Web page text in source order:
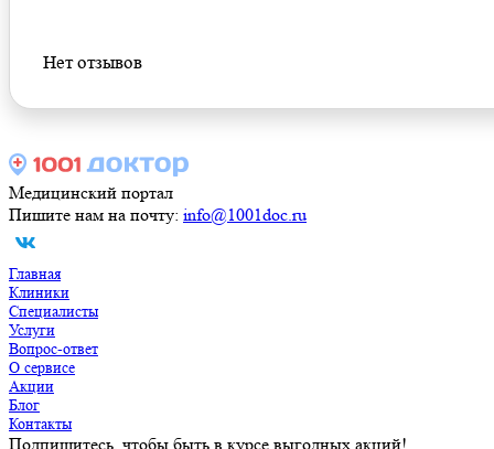
Нет отзывов
Медицинский портал
Пишите нам на почту: info@1001doc.ru
Главная
Клиники
Специалисты
Услуги
Вопрос-ответ
О сервисе
Акции
Блог
Контакты
Подпишитесь, чтобы быть в курсе выгодных акций!